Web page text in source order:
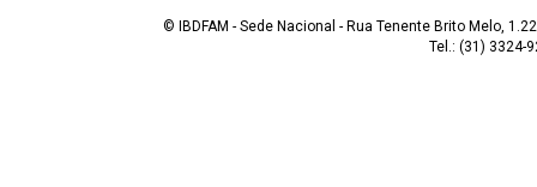
© IBDFAM - Sede Nacional - Rua Tenente Brito Melo,
Tel.: (31) 3324-